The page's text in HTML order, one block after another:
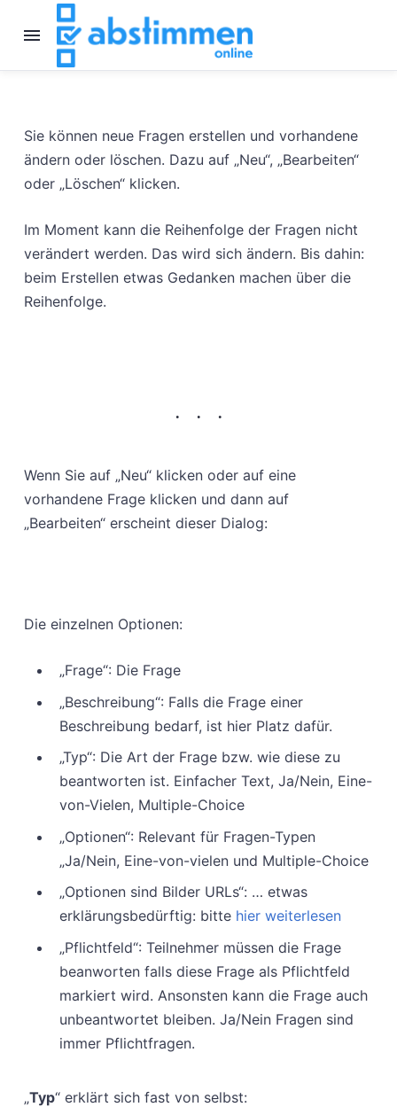
Sie können neue Fragen erstellen und vorhandene
ändern oder löschen. Dazu auf „Neu“, „Bearbeiten“
oder „Löschen“ klicken.
Im Moment kann die Reihenfolge der Fragen nicht
verändert werden. Das wird sich ändern. Bis dahin:
beim Erstellen etwas Gedanken machen über die
Reihenfolge.
Wenn Sie auf „Neu“ klicken oder auf eine
vorhandene Frage klicken und dann auf
„Bearbeiten“ erscheint dieser Dialog:
Die einzelnen Optionen:
„Frage“: Die Frage
„Beschreibung“: Falls die Frage einer
Beschreibung bedarf, ist hier Platz dafür.
„Typ“: Die Art der Frage bzw. wie diese zu
beantworten ist. Einfacher Text, Ja/Nein, Eine-
von-Vielen, Multiple-Choice
„Optionen“: Relevant für Fragen-Typen
„Ja/Nein, Eine-von-vielen und Multiple-Choice
„Optionen sind Bilder URLs“: … etwas
erklärungsbedürftig: bitte hier weiterlesen
„Pflichtfeld“: Teilnehmer müssen die Frage
beanworten falls diese Frage als Pflichtfeld
markiert wird. Ansonsten kann die Frage auch
unbeantwortet bleiben. Ja/Nein Fragen sind
immer Pflichtfragen.
„Typ“ erklärt sich fast von selbst: